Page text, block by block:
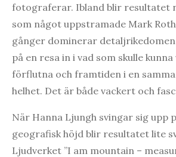
fotograferar. Ibland blir resultatet
som något uppstramade Mark
gånger dominerar detaljrikedomen
på en resa in i vad som skulle
förflutna och framtiden i en
helhet. Det är både vackert och
När Hanna Ljungh svingar sig upp
geografisk höjd blir resultatet lite
Ljudverket ”I am mountain –